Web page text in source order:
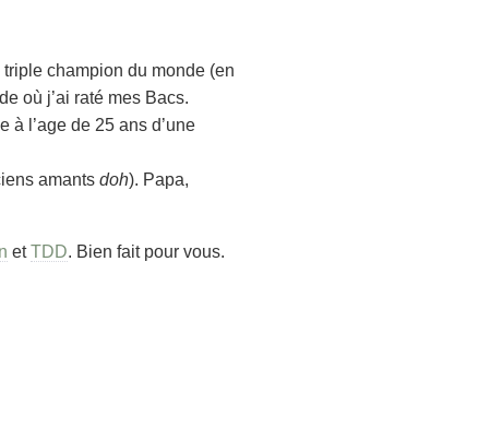
champion du monde (en
où j’ai raté mes Bacs.
à l’age de 25 ans d’une
amants doh). Papa,
etTDD. Bien fait pour vous.